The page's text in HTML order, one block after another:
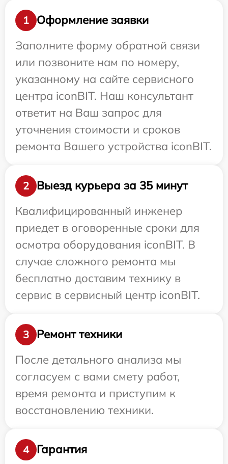
1
Оформление заявки
Заполните форму обратной связи
или позвоните нам по номеру,
указанному на сайте сервисного
центра iconBIT. Наш консультант
ответит на Ваш запрос для
уточнения стоимости и сроков
ремонта Вашего устройства iconBIT.
2
Выезд курьера за 35 минут
Квалифицированный инженер
приедет в оговоренные сроки для
осмотра оборудования iconBIT. В
случае сложного ремонта мы
бесплатно доставим технику в
сервис в сервисный центр iconBIT.
3
Ремонт техники
После детального анализа мы
согласуем с вами смету работ,
время ремонта и приступим к
восстановлению техники.
4 Гарантия